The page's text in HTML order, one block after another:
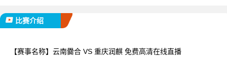
比赛介绍
【赛事名称】 云南爨合 VS 重庆润麒 免费高清在线直播